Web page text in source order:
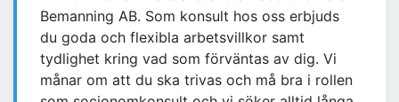
Bemanning AB. Som konsult hos oss erbjuds
du goda och flexibla arbetsvillkor samt
tydlighet kring vad som förväntas av dig. Vi
månar om att du ska trivas och må bra i rollen